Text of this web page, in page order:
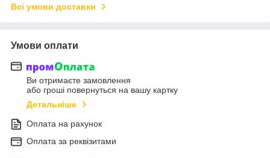
Всі умови доставки
Умови оплати
Ви отримаєте замовлення
або гроші повернуться на вашу картку
Детальніше
Оплата на рахунок
Оплата за реквізитами